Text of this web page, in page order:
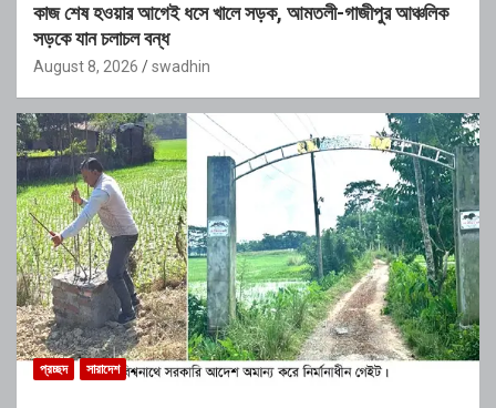
কাজ শেষ হওয়ার আগেই ধসে খালে সড়ক, আমতলী-গাজীপুর আঞ্চলিক
সড়কে যান চলাচল বন্ধ
August 8, 2026 swadhin
প্রচ্ছদ সারাদেশ